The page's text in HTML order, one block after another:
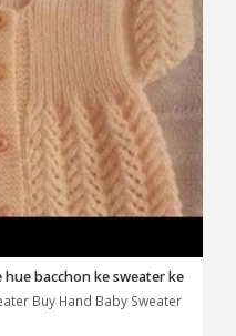
bacchon ke sweater ke
Buy Hand Baby Sweater